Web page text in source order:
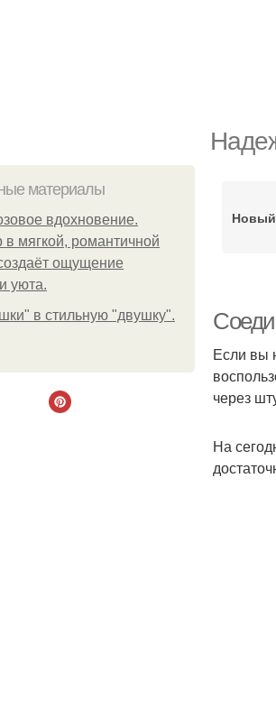
материалы
вдохновение.
в мягкой, романтичной
ощущение
уюта.
в стильную "двушку".
Если вы
через
На